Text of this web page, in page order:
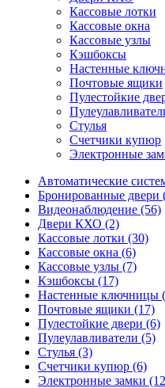
Кассовые лотки
Кассовые окна
Кассовые узлы
Кэшбоксы
Настенные
Почтовые ящики
Пулестойкие
Стулья
Счетчики купюр
Электронные
Автоматические
Бронированные двери
Видеонаблюдение (56)
Двери КХО (2)
Кассовые лотки (30)
Кассовые окна (6)
Кассовые узлы (7)
Кэшбоксы (17)
Настенные ключницы
Почтовые ящики (17)
Пулестойкие двери (6)
Пулеулавливатели (5)
Стулья (3)
Счетчики купюр (6)
Электронные замки